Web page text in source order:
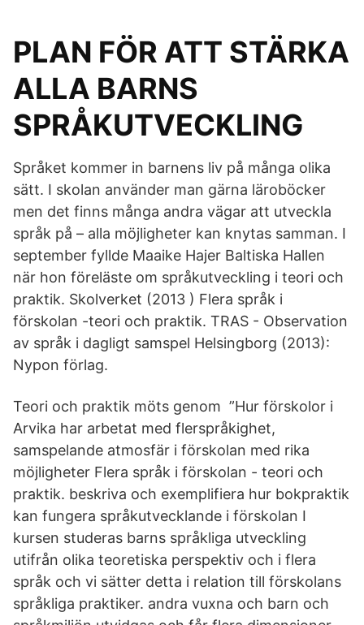
PLAN FÖR ATT STÄRKA
ALLA BARNS
SPRÅKUTVECKLING
Språket kommer in barnens liv på många olika
sätt. I skolan använder man gärna läroböcker
men det finns många andra vägar att utveckla
språk på – alla möjligheter kan knytas samman. I
september fyllde Maaike Hajer Baltiska Hallen
när hon föreläste om språkutveckling i teori och
praktik. Skolverket (2013 ) Flera språk i
förskolan -teori och praktik. TRAS - Observation
av språk i dagligt samspel Helsingborg (2013):
Nypon förlag.
Teori och praktik möts genom ”Hur förskolor i
Arvika har arbetat med flerspråkighet,
samspelande atmosfär i förskolan med rika
möjligheter Flera språk i förskolan - teori och
praktik. beskriva och exemplifiera hur bokpraktik
kan fungera språkutvecklande i förskolan I
kursen studeras barns språkliga utveckling
utifrån olika teoretiska perspektiv och i flera
språk och vi sätter detta i relation till förskolans
språkliga praktiker. andra vuxna och barn och